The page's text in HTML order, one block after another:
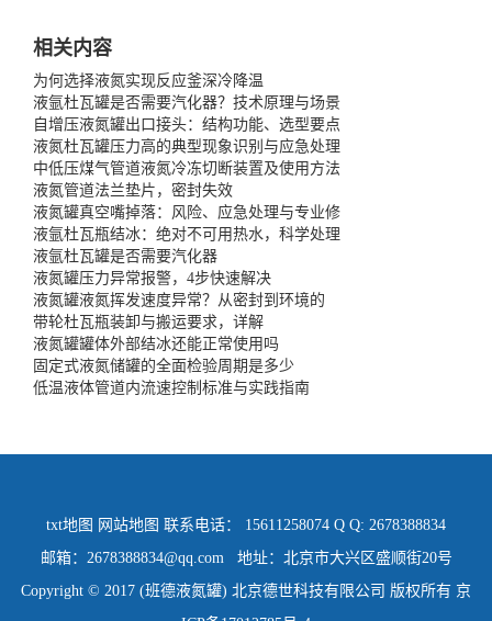
相关内容
为何选择液氮实现反应釜深冷降温
液氩杜瓦罐是否需要汽化器？技术原理与场景
自增压液氮罐出口接头：结构功能、选型要点
液氮杜瓦罐压力高的典型现象识别与应急处理
中低压煤气管道液氮冷冻切断装置及使用方法
液氮管道法兰垫片，密封失效
液氮罐真空嘴掉落：风险、应急处理与专业修
液氩杜瓦瓶结冰：绝对不可用热水，科学处理
液氩杜瓦罐是否需要汽化器
液氮罐压力异常报警，4步快速解决
液氮罐液氮挥发速度异常？从密封到环境的
带轮杜瓦瓶装卸与搬运要求，详解
液氮罐罐体外部结冰还能正常使用吗
固定式液氮储罐的全面检验周期是多少
低温液体管道内流速控制标准与实践指南
txt地图 网站地图 联系电话： 15611258074 Q Q: 2678388834
邮箱：2678388834@qq.com 地址：北京市大兴区盛顺街20号
Copyright © 2017 (班德液氮罐) 北京德世科技有限公司 版权所有 京